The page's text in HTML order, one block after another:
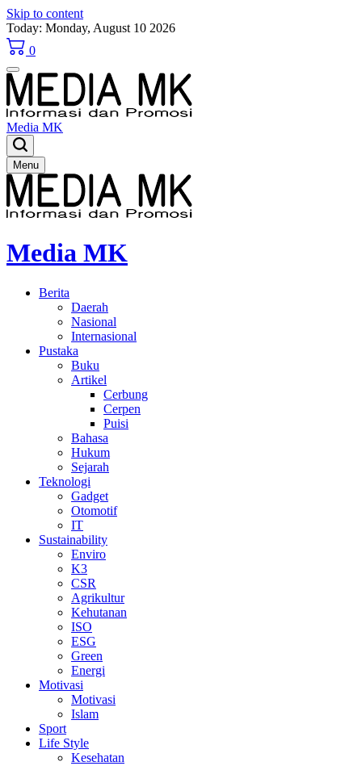
Skip to content
Today: Monday, August 10 2026
0
Media MK
Menu
Media MK
Berita
Daerah
Nasional
Internasional
Pustaka
Buku
Artikel
Cerbung
Cerpen
Puisi
Bahasa
Hukum
Sejarah
Teknologi
Gadget
Otomotif
IT
Sustainability
Enviro
K3
CSR
Agrikultur
Kehutanan
ISO
ESG
Green
Energi
Motivasi
Motivasi
Islam
Sport
Life Style
Kesehatan